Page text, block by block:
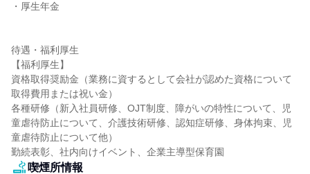
・厚生年金
待遇・福利厚生
【福利厚生】
資格取得奨励金（業務に資するとして会社が認めた資格について
取得費用または祝い金）
各種研修（新入社員研修、OJT制度、障がいの特性について、児
童虐待防止について、介護技術研修、認知症研修、身体拘束、児
童虐待防止について他）
勤続表彰、社内向けイベント、企業主導型保育園
喫煙所情報